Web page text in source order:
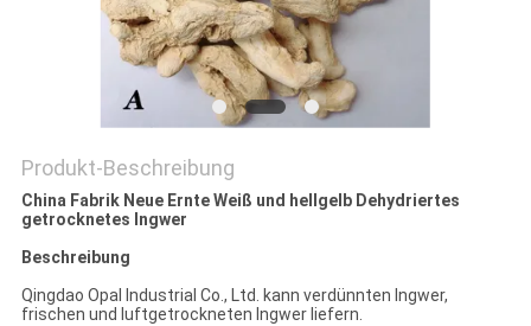
Produkt-Beschreibung
China Fabrik Neue Ernte Weiß und hellgelb Dehydriertes
getrocknetes Ingwer
Beschreibung
Qingdao Opal Industrial Co., Ltd. kann verdünnten Ingwer,
frischen und luftgetrockneten Ingwer liefern.